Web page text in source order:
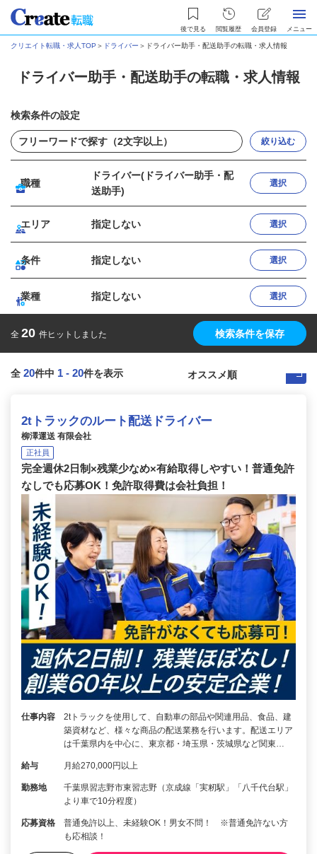
後で見る 閲覧履歴 会員登録 メニュー
クリエイト転職・求人TOP ＞ ドライバー ＞ ドライバー助手・配送助手の転職・求人情報
ドライバー助手・配送助手の転職・求人情報
検索条件の設定
絞り込む
職種
ドライバー(ドライバー助手・配
送助手)
選択
エリア 指定しない 選択
条件 指定しない 選択
業種 指定しない 選択
全 20 件ヒットしました 検索条件を保存
全 20件中 1 - 20件を表示
2tトラックのルート配送ドライバー
柳澤運送 有限会社
正社員
完全週休2日制×残業少なめ×有給取得しやすい！普通免許
なしでも応募OK！免許取得費は会社負担！
仕事内容
2tトラックを使用して、自動車の部品や関連用品、食品、建
築資材など、様々な商品の配送業務を行います。配送エリア
は千葉県内を中心に、東京都・埼玉県・茨城県など関東…
給与 月給270,000円以上
勤務地
千葉県習志野市東習志野（京成線「実籾駅」「八千代台駅」
より車で10分程度）
応募資格
普通免許以上、未経験OK！男女不問！ ※普通免許ない方
も応相談！